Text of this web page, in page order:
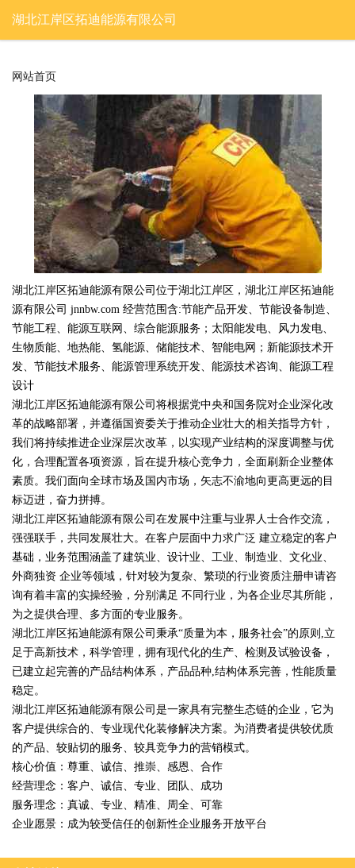
湖北江岸区拓迪能源有限公司
网站首页
湖北江岸区拓迪能源有限公司位于湖北江岸区，湖北江岸区拓迪能
源有限公司 jnnbw.com 经营范围含:节能产品开发、节能设备制造、
节能工程、能源互联网、综合能源服务；太阳能发电、风力发电、
生物质能、地热能、氢能源、储能技术、智能电网；新能源技术开
发、节能技术服务、能源管理系统开发、能源技术咨询、能源工程
设计
湖北江岸区拓迪能源有限公司将根据党中央和国务院对企业深化改
革的战略部署，并遵循国资委关于推动企业壮大的相关指导方针，
我们将持续推进企业深层次改革，以实现产业结构的深度调整与优
化，合理配置各项资源，旨在提升核心竞争力，全面刷新企业整体
素质。我们面向全球市场及国内市场，矢志不渝地向更高更远的目
标迈进，奋力拼搏。
湖北江岸区拓迪能源有限公司在发展中注重与业界人士合作交流，
强强联手，共同发展壮大。在客户层面中力求广泛 建立稳定的客户
基础，业务范围涵盖了建筑业、设计业、工业、制造业、文化业、
外商独资 企业等领域，针对较为复杂、繁琐的行业资质注册申请咨
询有着丰富的实操经验，分别满足 不同行业，为各企业尽其所能，
为之提供合理、多方面的专业服务。
湖北江岸区拓迪能源有限公司秉承“质量为本，服务社会”的原则,立
足于高新技术，科学管理，拥有现代化的生产、检测及试验设备，
已建立起完善的产品结构体系，产品品种,结构体系完善，性能质量
稳定。
湖北江岸区拓迪能源有限公司是一家具有完整生态链的企业，它为
客户提供综合的、专业现代化装修解决方案。为消费者提供较优质
的产品、较贴切的服务、较具竞争力的营销模式。
核心价值：尊重、诚信、推崇、感恩、合作
经营理念：客户、诚信、专业、团队、成功
服务理念：真诚、专业、精准、周全、可靠
企业愿景：成为较受信任的创新性企业服务开放平台